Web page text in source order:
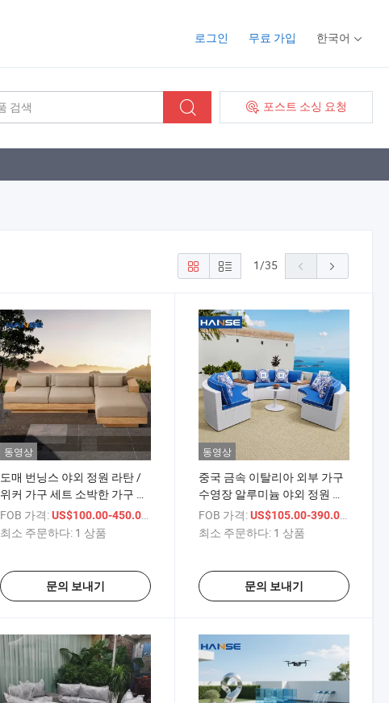
로그인 무료 가입 한국어
포스트 소싱 요청
1/35
동영상
도매 번닝스 야외 정원 라탄 /
위커 가구 세트 소박한 가구 소
파 카페 검은색 야외 소파
FOB 가격: US$100.00-450.00
최소 주문하다: 1 상품
문의 보내기
동영상
중국 금속 이탈리아 외부 가구
수영장 알루미늄 야외 정원 야
외 가구 정원 라탄 소파 세트
FOB 가격: US$105.00-390.00
최소 주문하다: 1 상품
문의 보내기